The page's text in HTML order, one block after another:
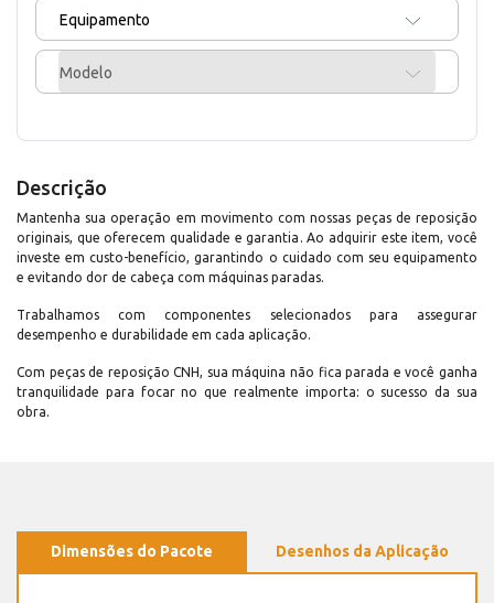
Equipamento
Modelo
Descrição
Mantenha sua operação em movimento com nossas peças de reposição
originais, que oferecem qualidade e garantia. Ao adquirir este item, você
investe em custo-benefício, garantindo o cuidado com seu equipamento
e evitando dor de cabeça com máquinas paradas.
Trabalhamos com componentes selecionados para assegurar
desempenho e durabilidade em cada aplicação.
Com peças de reposição CNH, sua máquina não fica parada e você ganha
tranquilidade para focar no que realmente importa: o sucesso da sua
obra.
Dimensões do Pacote Desenhos da Aplicação